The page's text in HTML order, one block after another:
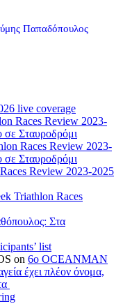
Παπαδόπουλος
live coverage
Races Review 2023-
σε Σταυροδρόμι
Races Review 2023-
σε Σταυροδρόμι
Review 2023-2025
Triathlon Races
Στα
list
on 6ο OCEANMAN
έχει πλέον όνομα,